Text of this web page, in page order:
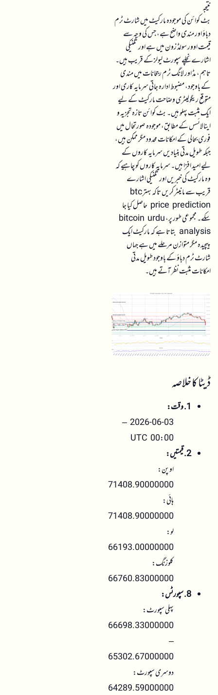
نتیجہ
بٹ کوائن کی موجودہ مارکیٹ میں شارٹ ٹرم
دباؤ اور مندی واضح ہے، جس کی وجہ سے
قیمت اوور سولڈ زون میں ہے اور تکنیکی
اشارے نچلے سپورٹ لیولز کے قریب ہیں۔
تاہم، مڈ اور لانگ ٹرم رجحانات میں مندی
کے باوجود، مضبوط ادارہ جاتی سرمایہ کاری اور
متوقع ریگولیٹری وضاحت مارکیٹ کے لیے
ایک مثبت پہلو ہیں۔ بٹ کوائن تازہ تجزیہ و
اینالائسس کے مطابق، موجودہ صورتحال میں
فوری بحالی کے امکانات محدود مگر ممکن ہیں،
جبکہ طویل مدتی بنیادیں سرمایہ کاروں کے
لیے امید افزا ہیں۔ سرمایہ کاروں کو چاہیے کہ
وہ مارکیٹ کی خبریں اور تکنیکی اشارے
قریب سے مانیٹر کریں تاکہ بہتر btc
price prediction حاصل کیا جا
سکے۔ مجموعی طور پر، bitcoin urdu
analysis بتاتا ہے کہ مارکیٹ ایک
پیچیدہ مگر متوازن مرحلے میں ہے جہاں
شارٹ ٹرم دباؤ کے باوجود طویل مدتی
امکانات مثبت نظر آتے ہیں۔
ڈیٹا کا خلاصہ
1. وقت:
2026-06-03 –
00:00 UTC
2. قیمتیں:
اوپن:
71408.90000000
ہائی:
71408.90000000
لو:
66193.00000000
کلوزنگ:
66760.83000000
8. سپورٹس:
پہلی سپورٹ:
66698.33000000
–
65302.67000000
دوسری سپورٹ:
64289.59000000